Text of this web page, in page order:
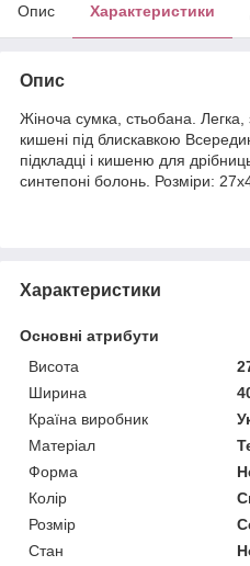
Опис Характеристики
Опис
Жіноча сумка, стьобана.
кишені під блискавкою
підкладці і кишеню для
синтепоні болонь. Розміри:
Характеристики
Основні атрибути
Висота
Ширина
Країна виробник
Матеріал
Форма
Колір
Розмір
Стан